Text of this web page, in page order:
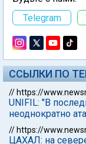
Telegram
ССЫЛКИ ПО
// https://
UNIFIL: "В
неоднократно
// https://
ЦАХАЛ: на